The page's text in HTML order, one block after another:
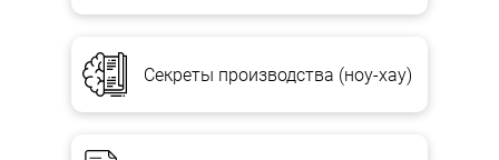
Секреты производства (ноу-хау)